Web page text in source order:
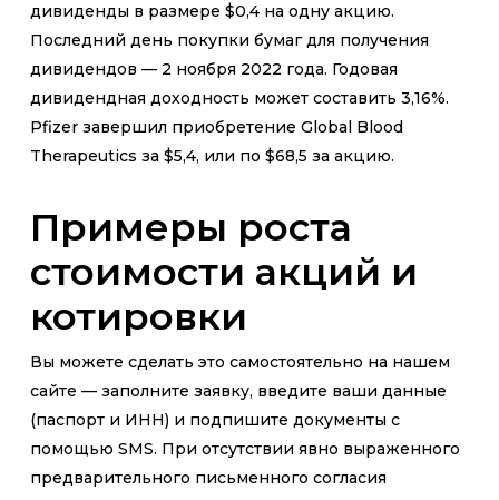
дивиденды в размере $0,4 на одну акцию.
Последний день покупки бумаг для получения
дивидендов — 2 ноября 2022 года. Годовая
дивидендная доходность может составить 3,16%.
Pfizer завершил приобретение Global Blood
Therapeutics за $5,4, или по $68,5 за акцию.
Примеры роста
стоимости акций и
котировки
Вы можете сделать это самостоятельно на нашем
сайте — заполните заявку, введите ваши данные
(паспорт и ИНН) и подпишите документы с
помощью SMS. При отсутствии явно выраженного
предварительного письменного согласия